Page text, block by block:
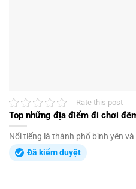
Rate this post
Top những địa điểm đi chơi
Nổi tiếng là thành phố bình yên
Đã kiểm duyệt